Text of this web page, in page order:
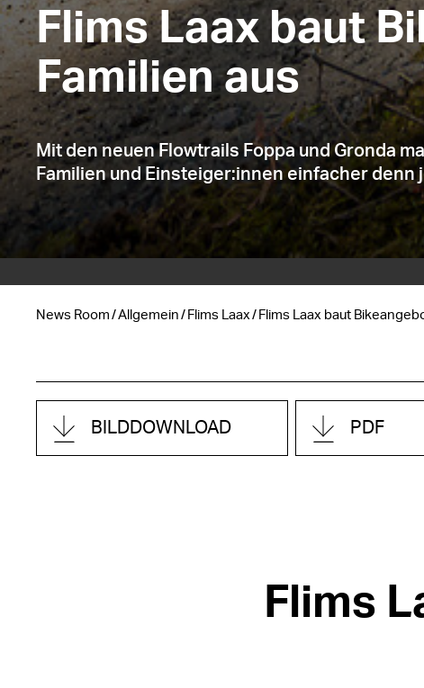
Flims Laax baut
Familien aus
Mit den neuen Flowtrails Foppa und Gronda
Familien und Einsteiger:innen einfacher denn
News Room Allgemein Flims Laax Flims Laax baut
BILDDOWNLOAD PDF
Flims